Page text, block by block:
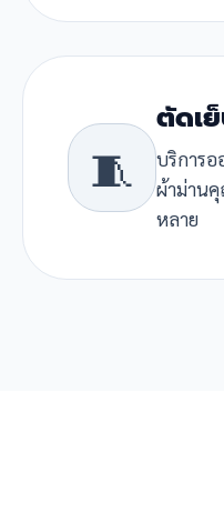
🧵
ตัดเ
บริการ
ผ้าม่าน
หลาย